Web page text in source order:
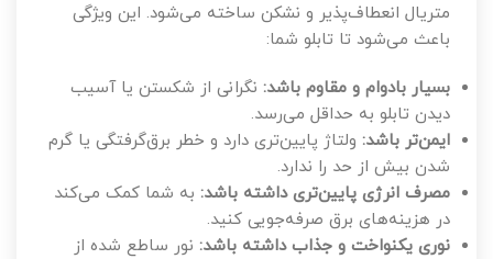
متریال انعطاف‌پذیر و نشکن ساخته می‌شود. این ویژگی
باعث می‌شود تا تابلو شما:
بسیار بادوام و مقاوم باشد: نگرانی از شکستن یا آسیب
دیدن تابلو به حداقل می‌رسد.
ایمن‌تر باشد: ولتاژ پایین‌تری دارد و خطر برق‌گرفتگی یا گرم
شدن بیش از حد را ندارد.
مصرف انرژی پایین‌تری داشته باشد: به شما کمک می‌کند
در هزینه‌های برق صرفه‌جویی کنید.
نوری یکنواخت و جذاب داشته باشد: نور ساطع شده از